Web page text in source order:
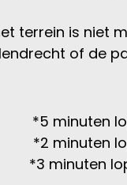
terrein is niet
of de
minuten